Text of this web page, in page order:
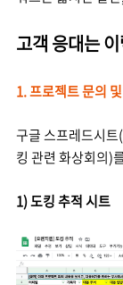
고객 응대는
1. 프로젝트 문의
구글 스프레드시
킹 관련 화상회의)
1) 도킹 추적 시트